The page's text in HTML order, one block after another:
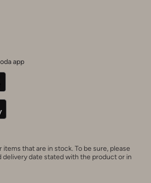
(Français)
app
items that are in stock. To be sure, please
date stated with the product or in